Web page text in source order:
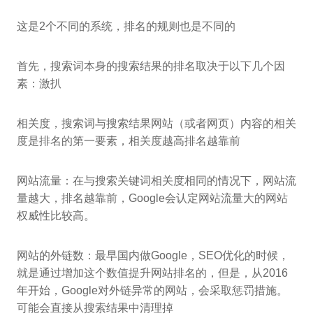
这是2个不同的系统，排名的规则也是不同的
首先，搜索词本身的搜索结果的排名取决于以下几个因
素：激扒
相关度，搜索词与搜索结果网站（或者网页）内容的相关
度是排名的第一要素，相关度越高排名越靠前
网站流量：在与搜索关键词相关度相同的情况下，网站流
量越大，排名越靠前，Google会认定网站流量大的网站
权威性比较高。
网站的外链数：最早国内做Google，SEO优化的时候，
就是通过增加这个数值提升网站排名的，但是，从2016
年开始，Google对外链异常的网站，会采取惩罚措施。
可能会直接从搜索结果中清理掉